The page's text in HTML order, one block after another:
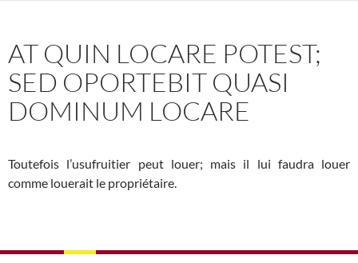
AT QUIN LOCARE POTEST;
SED OPORTEBIT QUASI
DOMINUM LOCARE
Toutefois l’usufruitier peut louer; mais il lui faudra louer
comme louerait le propriétaire.